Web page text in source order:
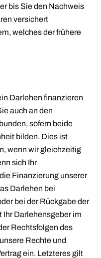
bis Sie den Nachweis
versichert
welches der frühere
Darlehen finanzieren
auch an den
sofern beide
bilden. Dies ist
wenn wir gleichzeitig
sich Ihr
Finanzierung unserer
Darlehen bei
bei der Rückgabe der
Ihr Darlehensgeber im
Rechtsfolgen des
Rechte und
ein. Letzteres gilt